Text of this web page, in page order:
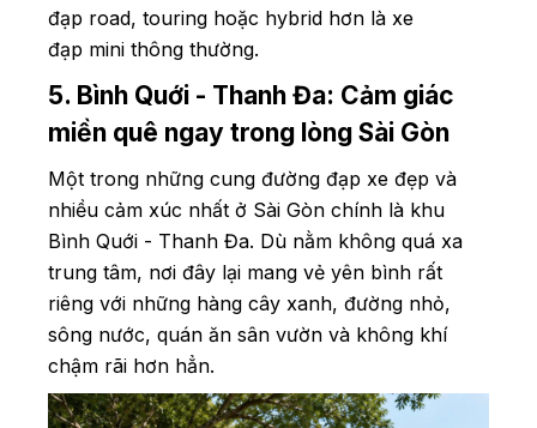
đạp road, touring hoặc hybrid hơn là xe
đạp mini thông thường.
5. Bình Quới - Thanh Đa: Cảm giác
miền quê ngay trong lòng Sài Gòn
Một trong những cung đường đạp xe đẹp và
nhiều cảm xúc nhất ở Sài Gòn chính là khu
Bình Quới - Thanh Đa. Dù nằm không quá xa
trung tâm, nơi đây lại mang vẻ yên bình rất
riêng với những hàng cây xanh, đường nhỏ,
sông nước, quán ăn sân vườn và không khí
chậm rãi hơn hẳn.